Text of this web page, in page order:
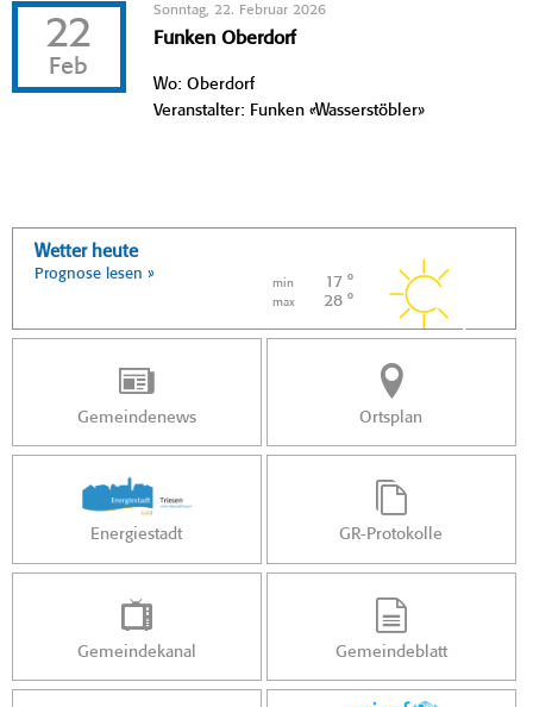
22
Feb
Sonntag, 22. Februar 2026
Funken Oberdorf
Wo: Oberdorf
Veranstalter: Funken «Wasserstöbler»
Wetter heute
Prognose lesen »
min 17 °
max 28 °
Gemeindenews Ortsplan
Energiestadt GR-Protokolle
Gemeindekanal Gemeindeblatt